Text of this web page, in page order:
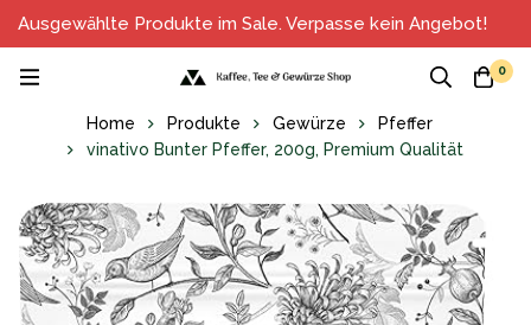
Ausgewählte Produkte im Sale. Verpasse kein Angebot!
0
Home Produkte Gewürze
Pfeffer
vinativo Bunter Pfeffer, 200g, Premium Qualität